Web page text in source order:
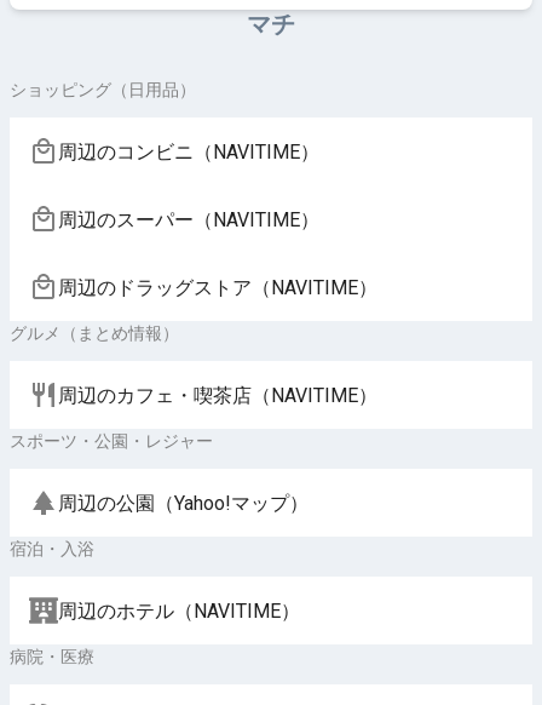
マチ
ショッピング（日用品）
周辺のコンビニ（NAVITIME）
周辺のスーパー（NAVITIME）
周辺のドラッグストア（NAVITIME）
グルメ（まとめ情報）
周辺のカフェ・喫茶店（NAVITIME）
スポーツ・公園・レジャー
周辺の公園（Yahoo!マップ）
宿泊・入浴
周辺のホテル（NAVITIME）
病院・医療